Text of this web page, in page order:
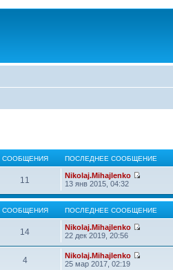
СООБЩЕНИЯ ПОСЛЕДНЕЕ СООБЩЕНИЕ
11
Nikolaj.Mihajlenko
13 янв 2015, 04:32
СООБЩЕНИЯ ПОСЛЕДНЕЕ СООБЩЕНИЕ
14
Nikolaj.Mihajlenko
22 дек 2019, 20:56
4
Nikolaj.Mihajlenko
25 мар 2017, 02:19